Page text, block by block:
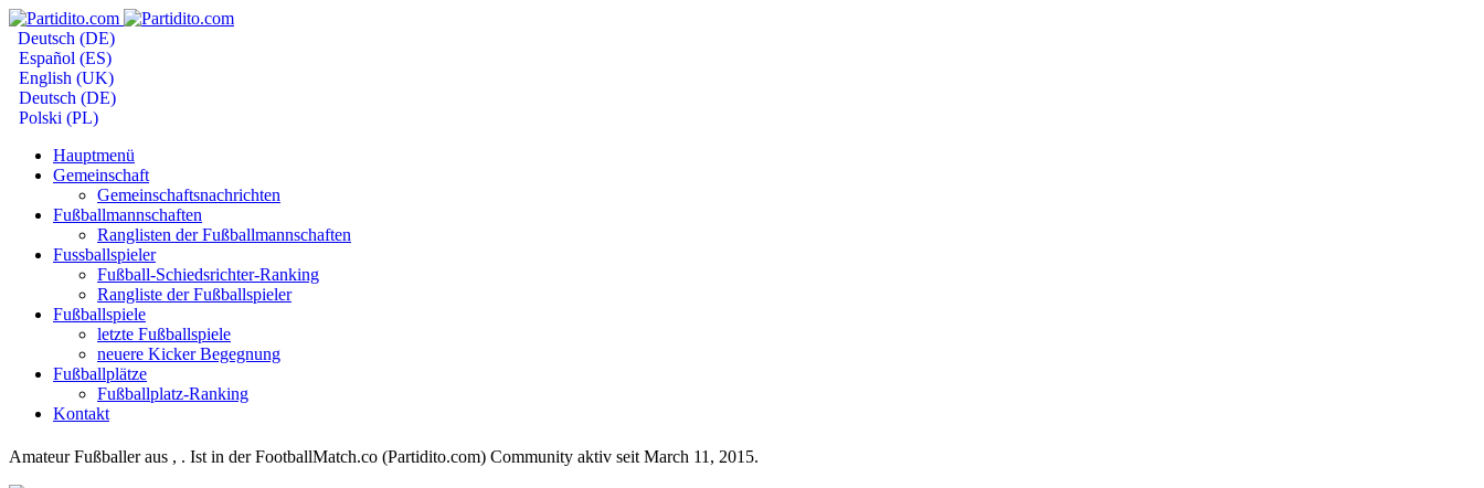
Deutsch (DE)
Español (ES)
English (UK)
Deutsch (DE)
Polski (PL)
Hauptmenü
Gemeinschaft
Gemeinschaftsnachrichten
Fußballmannschaften
Ranglisten der Fußballmannschaften
Fussballspieler
Fußball-Schiedsrichter-Ranking
Rangliste der Fußballspieler
Fußballspiele
letzte Fußballspiele
neuere Kicker Begegnung
Fußballplätze
Fußballplatz-Ranking
Kontakt
Amateur Fußballer aus , . Ist in der FootballMatch.co (Partidito.com) Community aktiv seit March 11, 2015.